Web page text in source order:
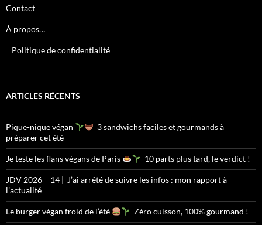
Contact
À propos…
Politique de confidentialité
ARTICLES RÉCENTS
Pique-nique végan
3 sandwichs faciles et gourmands à
préparer cet été
Je teste les flans végans de Paris 10 parts plus tard, le verdict !
JDV 2026 – 14 | J’ai arrêté de suivre les infos : mon rapport à
l’actualité
Le burger végan froid de l’été Zéro cuisson, 100% gourmand !